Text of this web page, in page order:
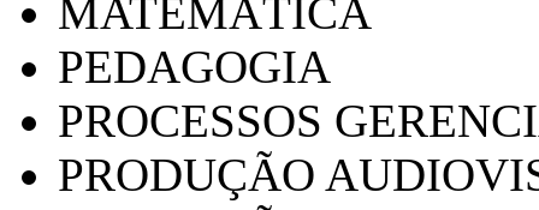
MATEMÁTICA
PEDAGOGIA
PROCESSOS
PRODUÇÃO